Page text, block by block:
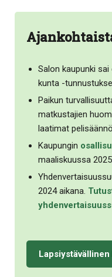
Salon kaupunki
kunta -
Paikun
matkustajien
laatimat
Kaupungin
maaliskuussa 2025
2024 aikana.